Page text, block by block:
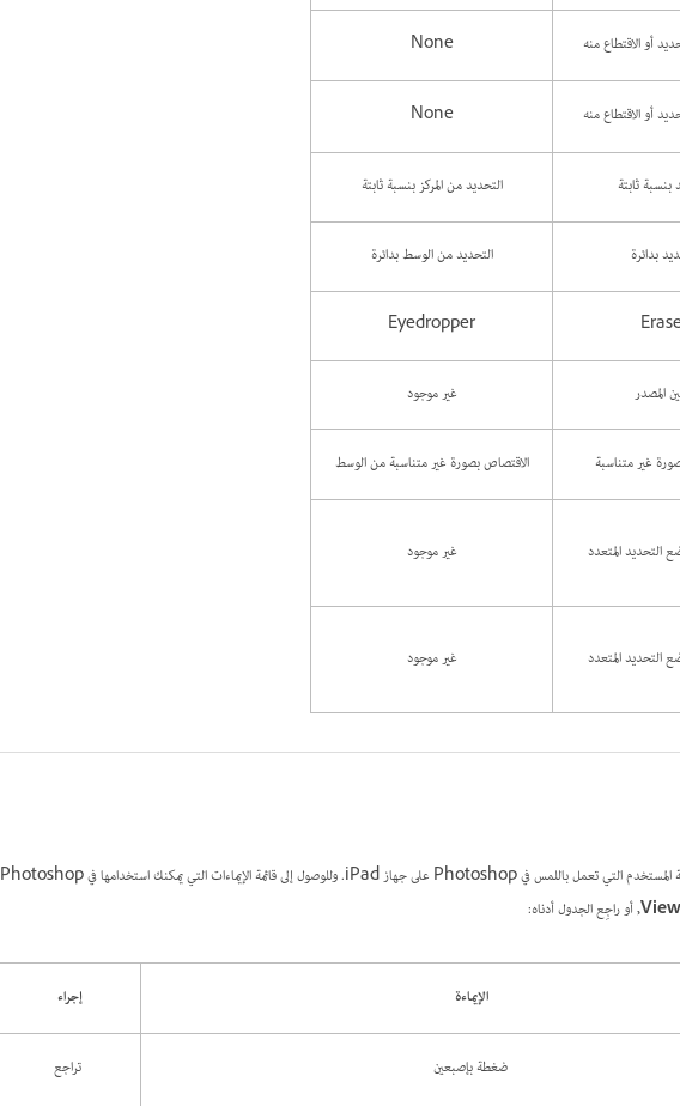
أو الاقتطاع منه None
أو الاقتطاع منه None
بنسبة ثابتة التحديد من المركز بنسبة ثابتة
بدائرة التحديد من الوسط بدائرة
Eyedropper
المصدر غير موجود
غير متناسبة الاقتصاص بصورة غير متناسبة من الوسط
التحديد المتعدد غير موجود
التحديد المتعدد غير موجود
يمكنك بسرعة تنفيذ إجراءات شائعة ومفيدة باستخدام الإيماءات للتفاعل مع واجهة المستخدم التي تعمل باللمس في Photoshop على جهاز iPad. وللوصول إلى قائمة الإيماءات التي يمكنك استخدامها في Photoshop
أو راجِع الجدول أدناه:
الإيماءة إجراء
ضغطة بإصبعين تراجع